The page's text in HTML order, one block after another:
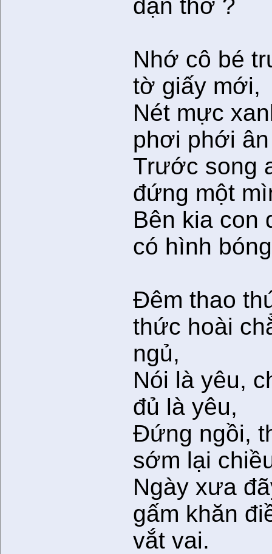
dặn thơ ?
Nhớ cô bé
tờ giấy mới,
Nét mực
phơi phới
Trước song
đứng một
Bên kia con
có hình
Ðêm thao
thức hoài
ngủ,
Nói là yêu,
đủ là yêu,
Ðứng ngồi,
sớm lại
Ngày xưa
gấm khăn
vắt vai.